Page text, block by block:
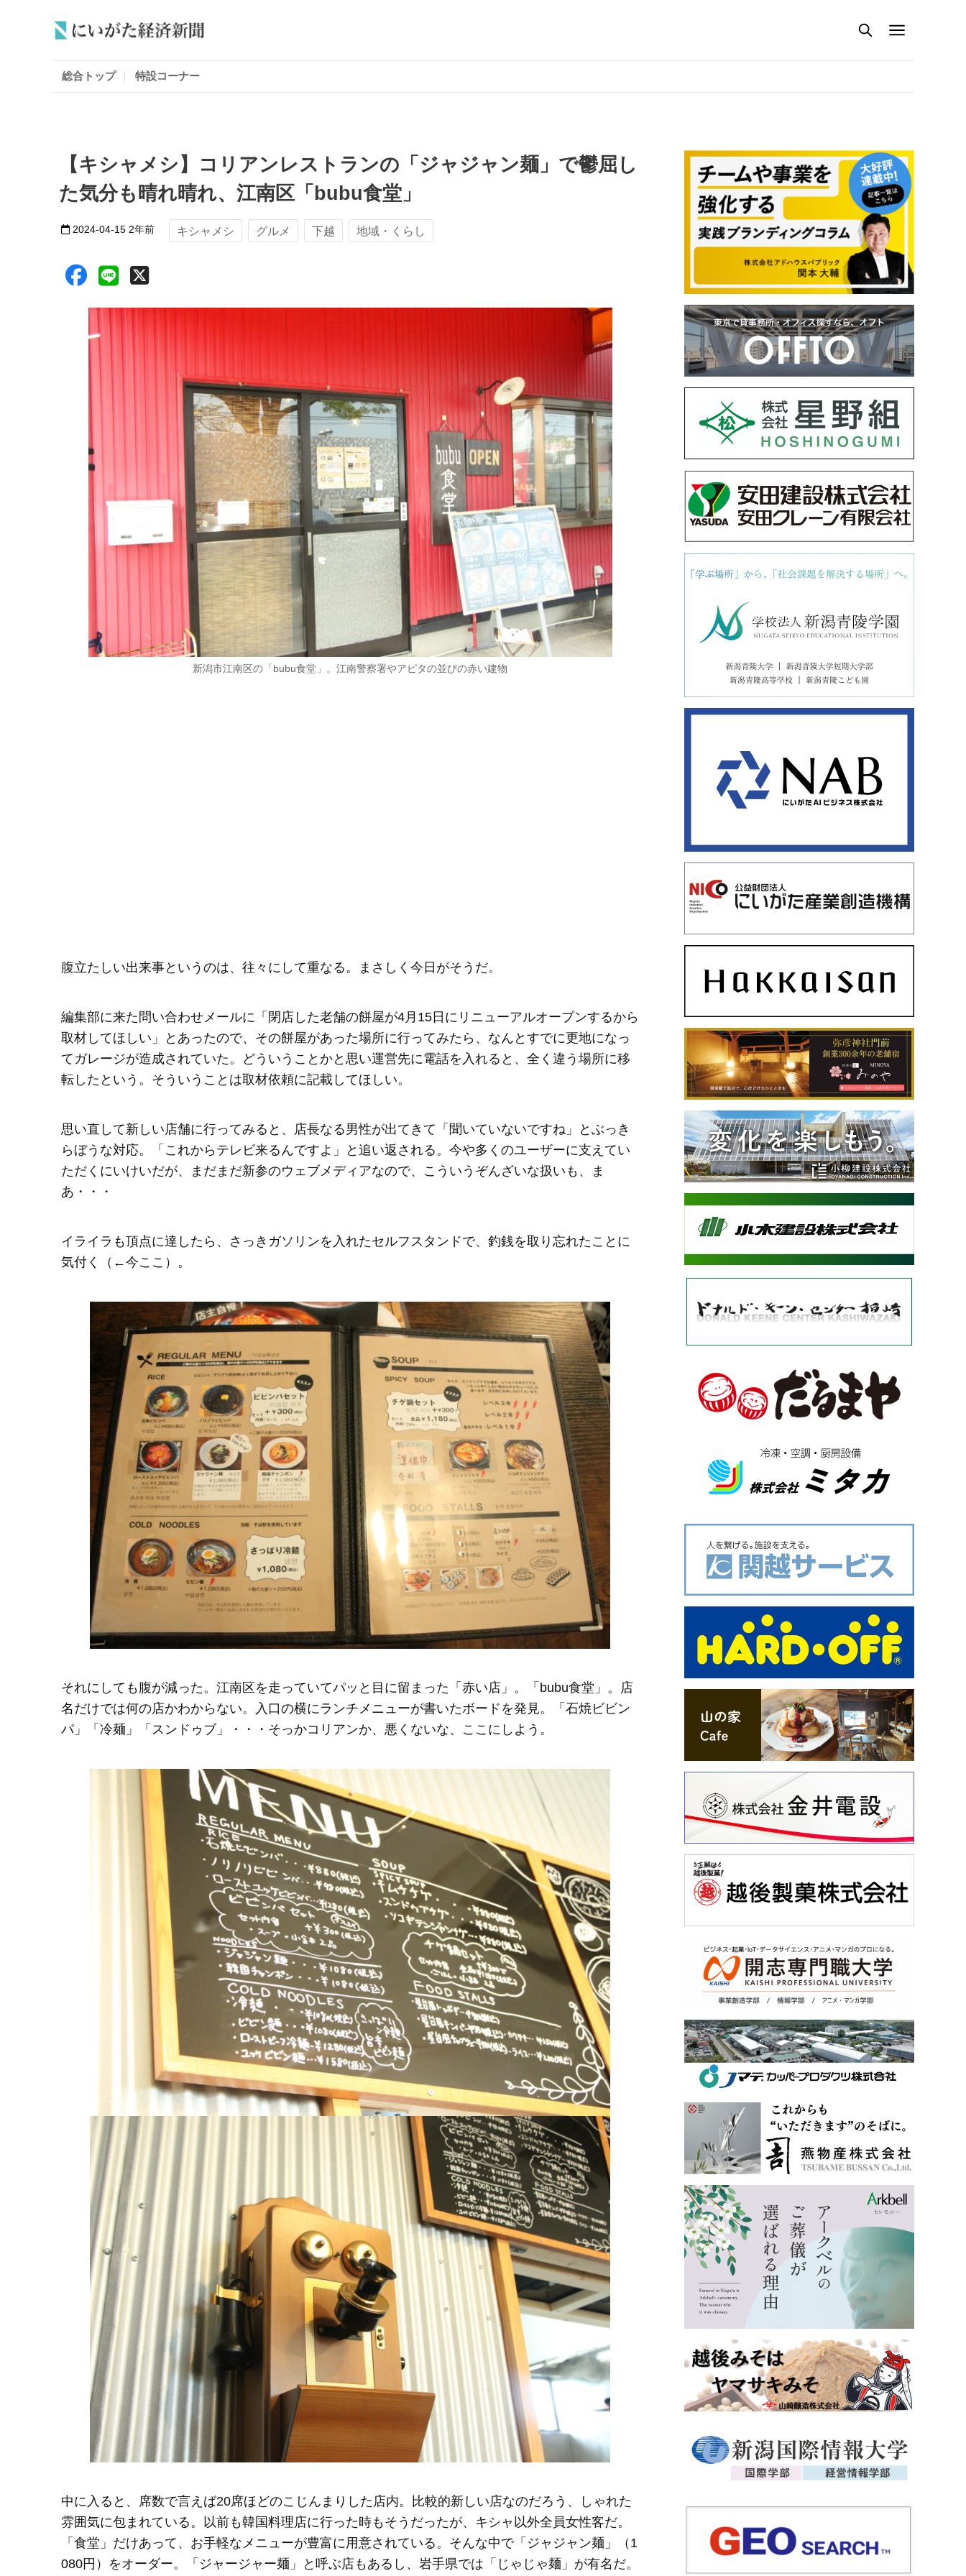
総合トップ 特設コーナー
【キシャメシ】コリアンレストランの「ジャジャン麺」で鬱屈し
た気分も晴れ晴れ、江南区「bubu食堂」
2024-04-15 2年前 キシャメシ グルメ 下越 地域・くらし
新潟市江南区の「bubu食堂」。江南警察署やアピタの並びの赤い建物
腹立たしい出来事というのは、往々にして重なる。まさしく今日がそうだ。
編集部に来た問い合わせメールに「閉店した老舗の餅屋が4月15日にリニューアルオープンするから
取材してほしい」とあったので、その餅屋があった場所に行ってみたら、なんとすでに更地になっ
てガレージが造成されていた。どういうことかと思い運営先に電話を入れると、全く違う場所に移
転したという。そういうことは取材依頼に記載してほしい。
思い直して新しい店舗に行ってみると、店長なる男性が出てきて「聞いていないですね」とぶっき
らぼうな対応。「これからテレビ来るんですよ」と追い返される。今や多くのユーザーに支えてい
ただくにいけいだが、まだまだ新参のウェブメディアなので、こういうぞんざいな扱いも、ま
あ・・・
イライラも頂点に達したら、さっきガソリンを入れたセルフスタンドで、釣銭を取り忘れたことに
気付く（←今ここ）。
それにしても腹が減った。江南区を走っていてパッと目に留まった「赤い店」。「bubu食堂」。店
名だけでは何の店かわからない。入口の横にランチメニューが書いたボードを発見。「石焼ビビン
パ」「冷麺」「スンドゥブ」・・・そっかコリアンか、悪くないな、ここにしよう。
中に入ると、席数で言えば20席ほどのこじんまりした店内。比較的新しい店なのだろう、しゃれた
雰囲気に包まれている。以前も韓国料理店に行った時もそうだったが、キシャ以外全員女性客だ。
「食堂」だけあって、お手軽なメニューが豊富に用意されている。そんな中で「ジャジャン麺」（1
080円）をオーダー。「ジャージャー麺」と呼ぶ店もあるし、岩手県では「じゃじゃ麺」が有名だ。